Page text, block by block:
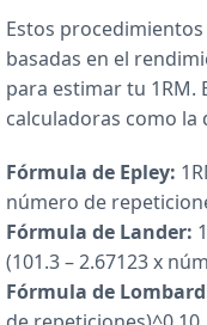
Estos
basadas en el
para estimar tu 1RM.
calculadoras como la
Fórmula de Epley:
número de
Fórmula de Lander:
(101.3 – 2.67123 x
Fórmula de